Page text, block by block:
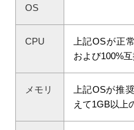
OS
CPU
上記OSが正
および100%
メモリ
上記OSが推
えて1GB以上